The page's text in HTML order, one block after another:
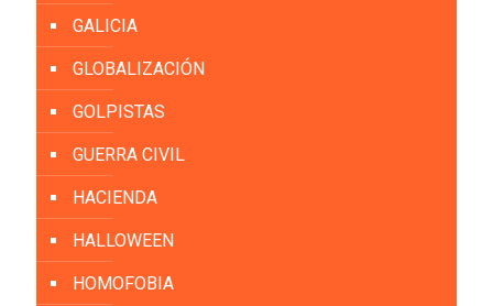
GALICIA
GLOBALIZACIÓN
GOLPISTAS
GUERRA CIVIL
HACIENDA
HALLOWEEN
HOMOFOBIA